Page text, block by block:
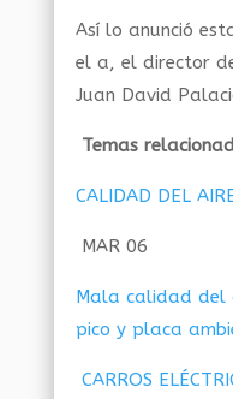
Así lo anunció
el a, el director
Juan David
Temas
CALIDAD DEL
MAR 06
Mala calidad del
pico y placa
CARROS